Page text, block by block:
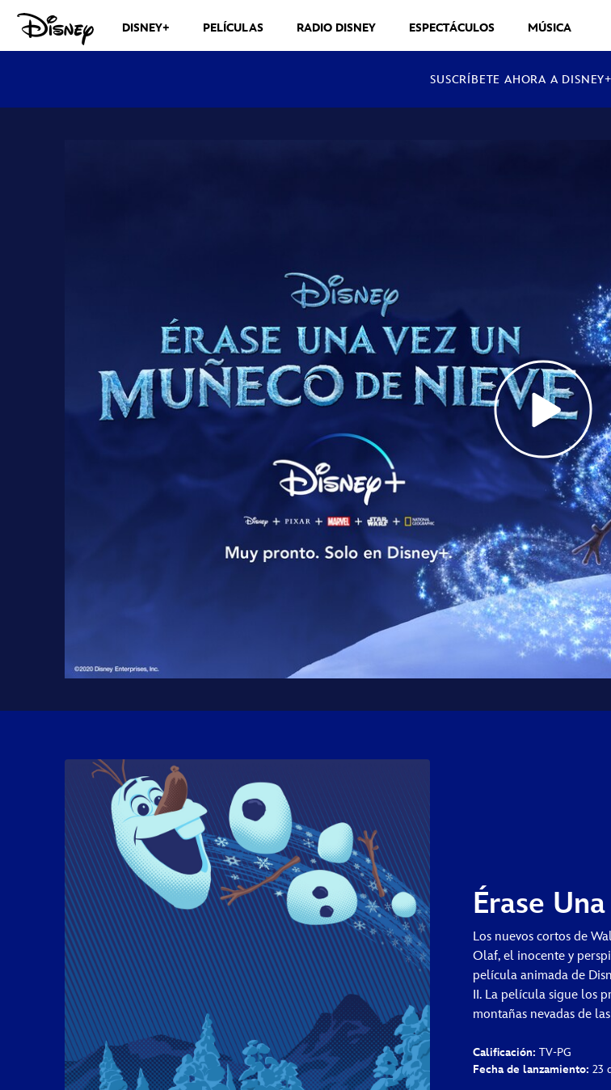
DISNEY+ PELÍCULAS RADIO DISNEY ESPECTÁCULOS MÚSICA
SUSCRÍBETE AHORA A DISNEY+
Érase
Los nuevos cortos de
Olaf, el inocente y
película animada de
II. La película sigue los
montañas nevadas de
Calificación: TV-PG
Fecha de lanzamiento: 23